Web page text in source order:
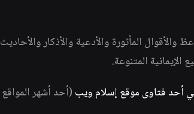
المأثورة والأدعية والأذكار والأحاديث
الإيمانية المتنوعة.
أحد فتاوى موقع إسلام ويب (أحد أشهر المواقع